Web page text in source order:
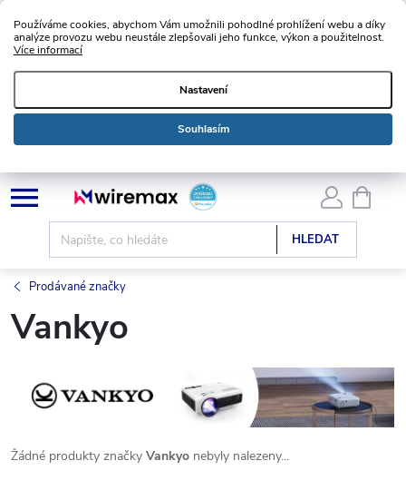
Používáme cookies, abychom Vám umožnili pohodlné prohlížení webu a díky
analýze provozu webu neustále zlepšovali jeho funkce, výkon a použitelnost.
Více informací
Nastavení
Souhlasím
Přejít
na
HLEDAT
KOŠÍK
Prodávané značky
Vankyo
Žádné produkty značky Vankyo nebyly nalezeny...